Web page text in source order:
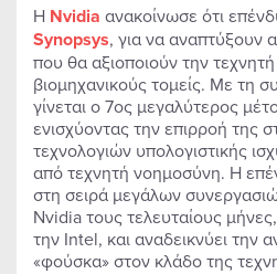
Η Nvidia ανακοίνωσε ότι
Synopsys, για να αναπτύξουν
που θα αξιοποιούν την
βιομηχανικούς τομείς. Με τη
γίνεται ο 7ος μεγαλύτερος
ενισχύοντας την επιρροή της
τεχνολογιών υπολογιστικής
από τεχνητή νοημοσύνη. Η
στη σειρά μεγάλων
Nvidia τους τελευταίους
την Intel, και αναδεικνύει την
«φούσκα» στον κλάδο της